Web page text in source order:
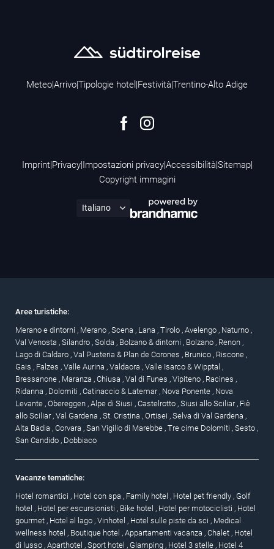
Meteo|Arrivo|Tipologie hotel |Festività|Trentino-Alto Adige
Imprint|Privacy|Impostazioni privacy|Accessibilità|Sitemap|
Copyright immagini
Aree turistiche:
Merano e dintorni , Merano , Scena , Lana , Tirolo , Avelengo , Naturno ,
Val Venosta , Silandro , Solda , Bolzano & dintorni , Bolzano , Renon ,
Lago di Caldaro , Val Pusteria & Plan de Corones , Brunico , Riscone ,
Gais , Falzes , Valle Aurina , Valdaora , Valle Isarco & Wipptal ,
Bressanone , Maranza , Chiusa , Val di Funes , Vipiteno , Racines ,
Ridanna , Dolomiti , Catinaccio & Latemar , Nova Ponente , Nova
Levante , Obereggen , Alpe di Siusi , Castelrotto , Siusi allo Sciliar , Fiè
allo Sciliar , Val Gardena , St. Cristina , Ortisei , Selva di Val Gardena ,
Alta Badia , Corvara , San Vigilio di Marebbe , Tre cime Dolomiti , Sesto ,
San Candido , Dobbiaco
Vacanze tematiche:
Hotel romantici , Hotel con spa , Family hotel , Hotel pet friendly , Golf
hotel , Hotel per escursionisti , Bike hotel , Hotel per motociclisti , Hotel
gourmet , Hotel al lago , Vinhotel , Hotel sulle piste da sci , Medical
wellness hotel , Boutique hotel , Appartamenti vacanza , Chalet , Hotel
di lusso , Aparthotel , Sport hotel , Glamping , Hotel 3 stelle , Hotel 4